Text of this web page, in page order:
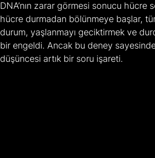
DNA’nın zarar görmesi sonucu
hücre durmadan bölünmeye başlar,
durum, yaşlanmayı geciktirmek ve
bir engeldi. Ancak bu deney
düşüncesi artık bir soru işareti.